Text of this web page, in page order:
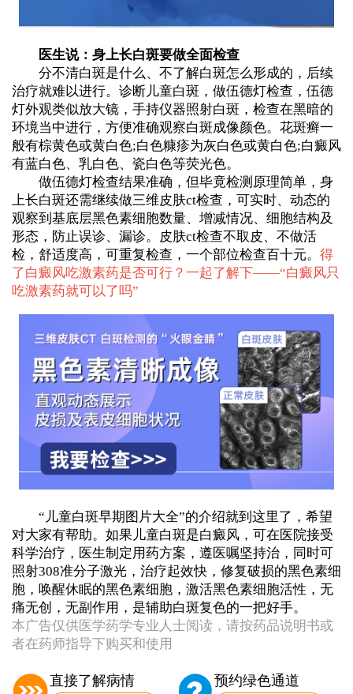
医生说：身上长白斑要做全面检查
分不清白斑是什么、不了解白斑怎么形成的，后续
治疗就难以进行。诊断儿童白斑，做伍德灯检查，伍德
灯外观类似放大镜，手持仪器照射白斑，检查在黑暗的
环境当中进行，方便准确观察白斑成像颜色。花斑癣一
般有棕黄色或黄白色;白色糠疹为灰白色或黄白色;白癜风
有蓝白色、乳白色、瓷白色等荧光色。
做伍德灯检查结果准确，但毕竟检测原理简单，身
上长白斑还需继续做三维皮肤ct检查，可实时、动态的
观察到基底层黑色素细胞数量、增减情况、细胞结构及
形态，防止误诊、漏诊。皮肤ct检查不取皮、不做活
检，舒适度高，可重复检查，一个部位检查百十元。 得
了白癜风吃激素药是否可行？一起了解下——“白癜风只
吃激素药就可以了吗”
“儿童白斑早期图片大全”的介绍就到这里了，希望
对大家有帮助。如果儿童白斑是白癜风，可在医院接受
科学治疗，医生制定用药方案，遵医嘱坚持治，同时可
照射308准分子激光，治疗起效快，修复破损的黑色素细
胞，唤醒休眠的黑色素细胞，激活黑色素细胞活性，无
痛无创，无副作用，是辅助白斑复色的一把好手。
本广告仅供医学药学专业人士阅读，请按药品说明书或
者在药师指导下购买和使用
直接了解病情 预约绿色通道